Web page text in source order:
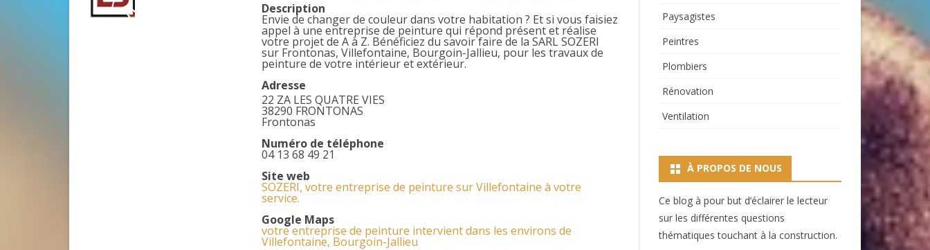
Description
Envie de changer de couleur dans votre habitation ? Et si vous faisiez
appel à une entreprise de peinture qui répond présent et réalise
votre projet de A à Z. Bénéficiez du savoir faire de la SARL SOZERI
sur Frontonas, Villefontaine, Bourgoin-Jallieu, pour les travaux de
peinture de votre intérieur et extérieur.
Adresse
22 ZA LES QUATRE VIES
38290 FRONTONAS
Frontonas
Numéro de téléphone
04 13 68 49 21
Site web
SOZERI, votre entreprise de peinture sur Villefontaine à votre
service.
Google Maps
votre entreprise de peinture intervient dans les environs de
Villefontaine, Bourgoin-Jallieu
Paysagistes
Peintres
Plombiers
Rénovation
Ventilation
À PROPOS DE NOUS
Ce blog à pour but d’éclairer le lecteur
sur les différentes questions
thématiques touchant à la construction.